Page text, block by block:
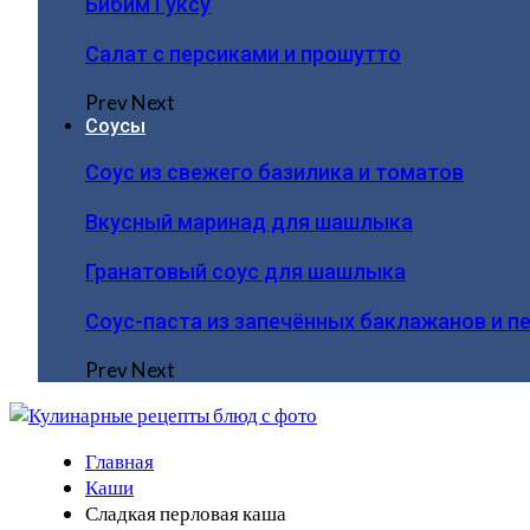
Салат с персиками и прошутто
PrevNext
Соусы
Соус из свежего базилика и томатов
Вкусный маринад для шашлыка
Гранатовый соус для шашлыка
Соус-паста из запечённых баклажанов и
PrevNext
Главная
Каши
Сладкая перловая каша